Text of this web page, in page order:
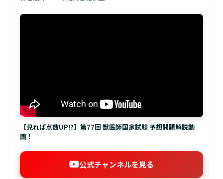
【見れば点数UP⁉】第77回 獣医師国家試験 予想問題解説動
画！
公式チャンネルを見る